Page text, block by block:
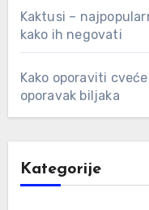
Kaktusi –
kako ih negovati
Kako oporaviti
oporavak biljaka
Kategorije